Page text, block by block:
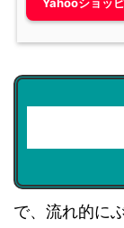
Yahooショッ
で、流れ的に